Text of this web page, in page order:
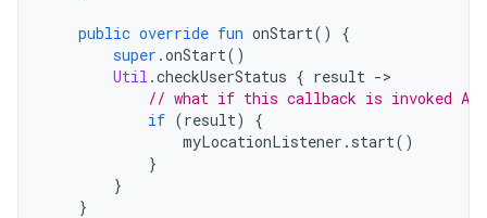
public override fun onStart()
{
super .onStart()
Util .checkUserStatus { result ->
// what if this callback is invoked
if (result)
{
myLocationListener . start()
}
}
}